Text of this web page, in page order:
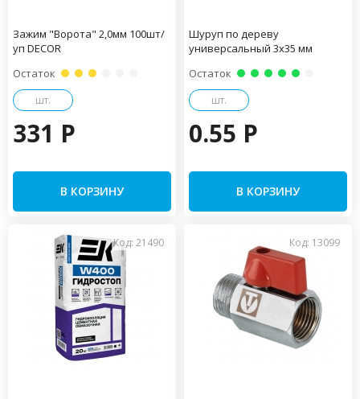
Зажим "Ворота" 2,0мм 100шт/
уп DECOR
Остаток
шт.
331 P
В КОРЗИНУ
Шуруп по дереву
универсальный 3х35 мм
Остаток
шт.
0.55 P
В КОРЗИНУ
Код: 21490 Код: 13099